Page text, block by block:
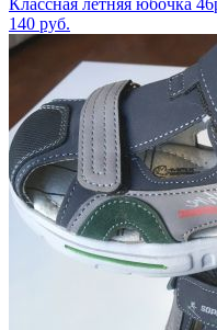
Классная летняя юбочка
140 руб.